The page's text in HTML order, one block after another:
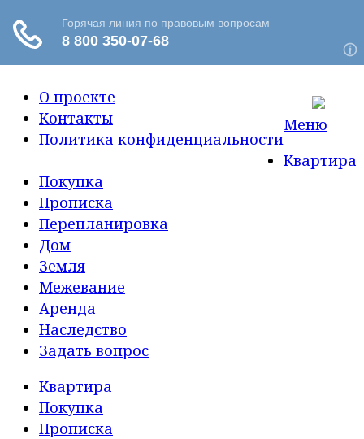
О проекте
Контакты
Политика конфиденциальности
Меню
Квартира
Покупка
Прописка
Перепланировка
Дом
Земля
Межевание
Аренда
Наследство
Задать вопрос
Квартира
Покупка
Прописка